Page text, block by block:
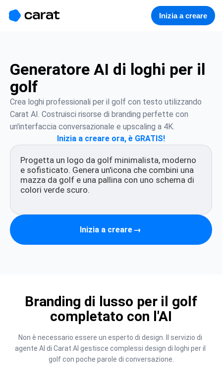
Inizia a creare
Generatore AI di loghi per il
golf
Crea loghi professionali per il golf con testo utilizzando
Carat AI. Costruisci risorse di branding perfette con
un'interfaccia conversazionale e upscaling a 4K.
Inizia a creare ora, è GRATIS!
Inizia a creare →
Branding di lusso per il golf
completato con l'AI
Non è necessario essere un esperto di design. Il servizio di
agente AI di Carat AI gestisce complessi design di loghi per il
golf con poche parole di conversazione.